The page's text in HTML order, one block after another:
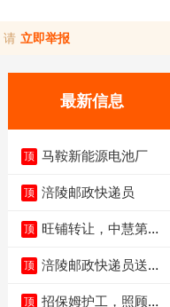
请 立即举报
最新信息
顶 马鞍新能源电池厂
顶 涪陵邮政快递员
顶 旺铺转让，中慧第一
顶 涪陵邮政快递员送货
顶 招保姆护工，照顾病